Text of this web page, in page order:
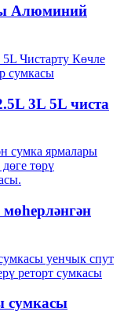
Алюминий
3L 5L чиста
сумкасы